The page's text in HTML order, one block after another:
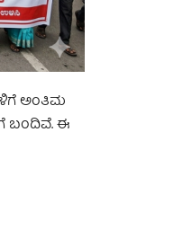
ಅಂತಿಮ
ಬಂದಿವೆ. ಈ